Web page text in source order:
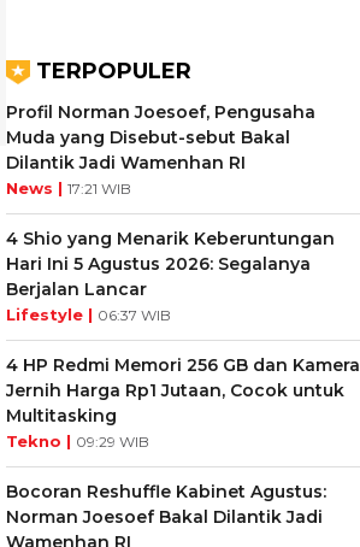
TERPOPULER
Profil Norman Joesoef, Pengusaha
Muda yang Disebut-sebut Bakal
Dilantik Jadi Wamenhan RI
News | 17:21 WIB
4 Shio yang Menarik Keberuntungan
Hari Ini 5 Agustus 2026: Segalanya
Berjalan Lancar
Lifestyle | 06:37 WIB
4 HP Redmi Memori 256 GB dan Kamera
Jernih Harga Rp1 Jutaan, Cocok untuk
Multitasking
Tekno | 09:29 WIB
Bocoran Reshuffle Kabinet Agustus:
Norman Joesoef Bakal Dilantik Jadi
Wamenhan RI